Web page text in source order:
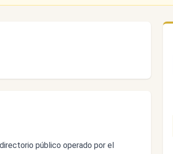
público operado por el